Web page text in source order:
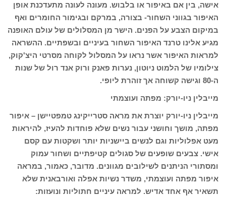
אישה, בין אם באיפור או בלבוש. מעונה לעונה מתעדכנת אופן
האיפור בגווני השחור- בצורה, במרקם ובגימור החומרים ואף
במיקום הצבע על הפנים. הישר מן המסלולים של עולם האופנה
מגיע אלינו טרנד האיפור השחור בעיניים ובשפתיים. ההשראה
למראות האיפור אשר נראו על המסלול לקוחה מסרטי היצ'קוק,
צילומיו של הלמוט ניוטון, נערות פאנק ורוק אנד רול של שנות
ה-80 וגישה קשוחה אך זוהרת ליופי.
מייבלין ניו-יורק: מפתה ועוצמתי
מייבלין ניו-יורק יוצרת את מראה סטרייקינג טמפטיישן – איפור
מפתה, מושך וחושני עבור נשים שלא פוחדות להעיז, להיראות
מעט אפלוליות וגם לנשים ביישניות יותר ושקטות עם קסם
אישי. צבעים שופעים של סגולים קטיפתיים ושחור עמוק
ומסתורי הניתנים לשילובים מגוונים. מדובר, כאמור, במראה
איפור מפתה ועוצמתי, משדר נשיות אפלה ואורבאנית שלא
תשאיר אף אחד אדיש. למראה עיניים חתוליות ונועזות: